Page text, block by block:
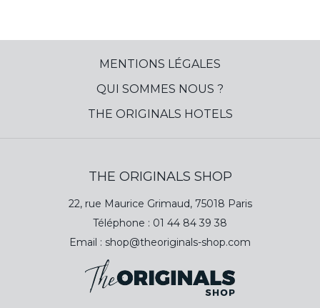
MENTIONS LÉGALES
QUI SOMMES NOUS ?
THE ORIGINALS HOTELS
THE ORIGINALS SHOP
22, rue Maurice Grimaud, 75018 Paris
Téléphone : 01 44 84 39 38
Email : shop@theoriginals-shop.com